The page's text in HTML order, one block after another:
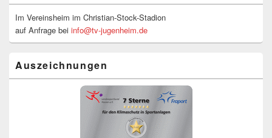
Im Vereinsheim im Christian-Stock-Stadion
auf Anfrage bei info@tv-jugenheim.de
Auszeichnungen